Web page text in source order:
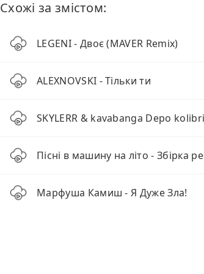
Схожі за змістом:
LEGENI - Двоє (MAVER Remix)
ALEXNOVSKI - Тільки ти
SKYLERR & kavabanga Depo
Пісні в машину на літо - Збірка
Марфуша Камиш - Я Дуже Зла!